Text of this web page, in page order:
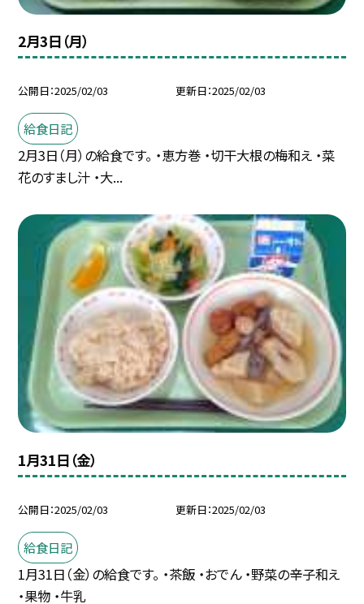
2月3日（月）
公開日 2025/02/03 更新日 2025/02/03
給食日記
2月3日（月）の給食です。 ・恵方巻 ・切干大根の梅和え ・菜
花のすまし汁 ・大...
1月31日（金）
公開日 2025/02/03 更新日 2025/02/03
給食日記
1月31日（金）の給食です。 ・茶飯 ・おでん ・野菜の辛子和え
・果物 ・牛乳